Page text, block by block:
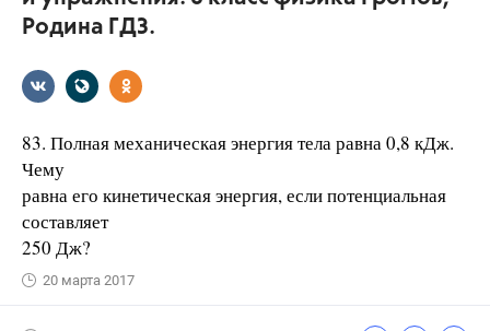
Родина ГДЗ.
83. Полная механическая энергия тела равна 0,8 кДж.
Чему
равна его кинетическая энергия, если потенциальная
составляет
250 Дж?
20 марта 2017